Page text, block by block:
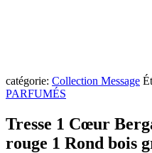
catégorie: Collection Message
PARFUMÉS
Tresse 1 Cœur
rouge 1 Rond bois